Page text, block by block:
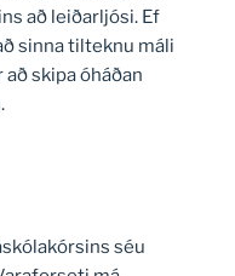
að leiðarljósi. Ef
sinna tilteknu máli
skipa óháðan
séu